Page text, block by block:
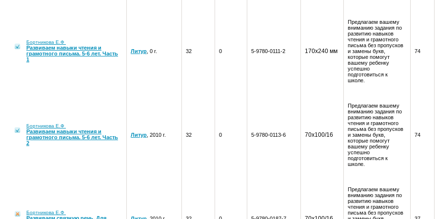
Бортникова Е.Ф
Развиваем навыки чтения и
грамотного письма. 5-6 лет. Часть
1
Литур , 0 г. 32 0 5-9780-0111-2 170x240 мм
Предлагаем вашему
вниманию задания по
развитию навыков
чтения и грамотного
письма без пропусков
и замены букв,
которые помогут
вашему ребенку
успешно
подготовиться к
школе.
74
Бортникова Е.Ф
Развиваем навыки чтения и
грамотного письма. 5-6 лет. Часть
2
Литур , 2010 г. 32 0 5-9780-0113-6 70х100/16
Предлагаем вашему
вниманию задания по
развитию навыков
чтения и грамотного
письма без пропусков
и замены букв,
которые помогут
вашему ребенку
успешно
подготовиться к
школе.
74
Бортникова Е.Ф
Предлагаем вашему
вниманию задания по
развитию навыков
чтения и грамотного
письма без пропусков